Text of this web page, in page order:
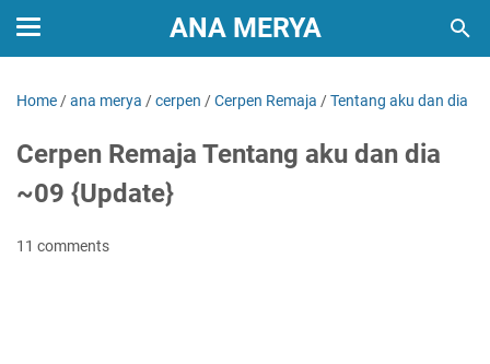
ANA MERYA
Home /ana merya /cerpen /Cerpen Remaja /Tentang aku dan dia
Cerpen Remaja Tentang aku dan dia
~09 {Update}
11 comments